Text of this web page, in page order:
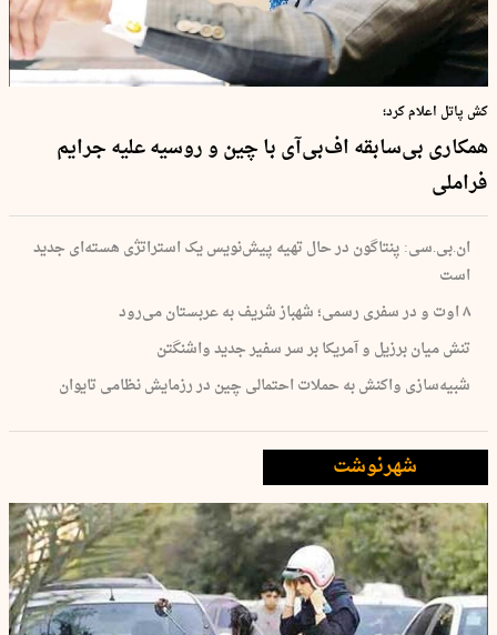
کش پاتل اعلام کرد؛
همکاری بی‌سابقه اف‌بی‌آی با چین و روسیه علیه جرایم
فراملی
ان.بی.سی: پنتاگون در حال تهیه پیش‌نویس یک استراتژی هسته‌ای جدید
است
۸ اوت و در سفری رسمی؛ شهباز شریف به عربستان می‌رود
تنش میان برزیل و آمریکا بر سر سفیر جدید واشنگتن
شبیه‌سازی واکنش به حملات احتمالی چین در رزمایش نظامی تایوان
شهرنوشت